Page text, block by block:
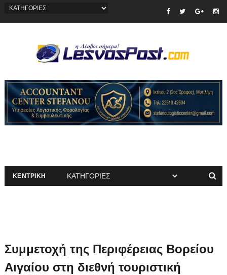
ΚΕΝΤΡΙΚΗ
Συμμετοχή της Περιφέρειας Βορείου
Αιγαίου στη διεθνή τουριστική